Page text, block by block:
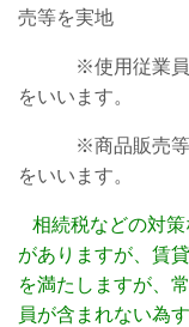
売等を実地
※使用従業員と
をいいます。
※商品販売等と
をいいます。
相続税などの対
がありますが、賃
を満たしますが、
員が含まれない為